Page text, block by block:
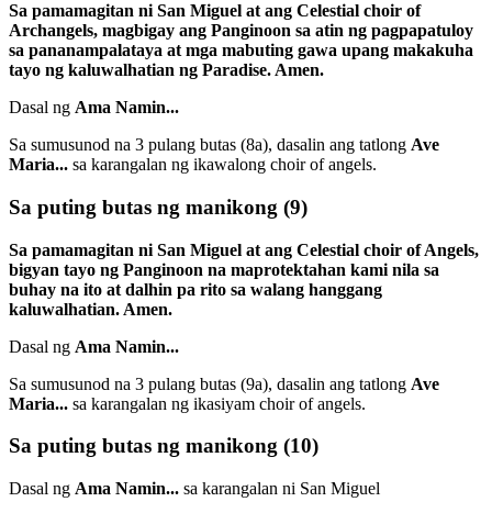
Sa pamamagitan ni San Miguel at ang Celestial choir of
Archangels, magbigay ang Panginoon sa atin ng pagpapatuloy
sa pananampalataya at mga mabuting gawa upang makakuha
tayo ng kaluwalhatian ng Paradise. Amen.
Dasal ng Ama Namin...
Sa sumusunod na 3 pulang butas (8a), dasalin ang tatlong Ave
Maria... sa karangalan ng ikawalong choir of angels.
Sa puting butas ng manikong (9)
Sa pamamagitan ni San Miguel at ang Celestial choir of Angels,
bigyan tayo ng Panginoon na maprotektahan kami nila sa
buhay na ito at dalhin pa rito sa walang hanggang
kaluwalhatian. Amen.
Dasal ng Ama Namin...
Sa sumusunod na 3 pulang butas (9a), dasalin ang tatlong Ave
Maria... sa karangalan ng ikasiyam choir of angels.
Sa puting butas ng manikong (10)
Dasal ng Ama Namin... sa karangalan ni San Miguel